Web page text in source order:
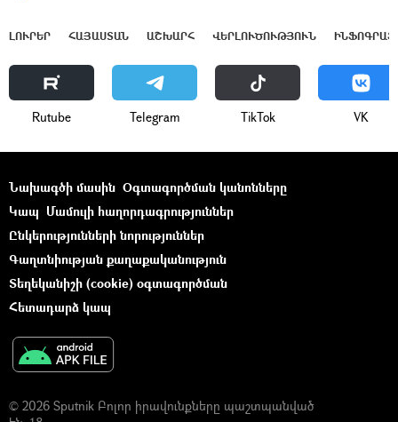
ԼՈՒՐԵՐ ՀԱՅԱՍՏԱՆ ԱՇԽԱՐՀ ՎԵՐԼՈՒԾՈՒԹՅՈՒՆ
Rutube Telegram ТikТоk VK
Նախագծի մասին Օգտագործման կանոնները
Կապ Մամուլի հաղորդագրություններ
Ընկերությունների նորություններ
Գաղտնիության քաղաքականություն
Տեղեկանիշի (cookie) օգտագործման
Հետադարձ կապ
© 2026 Sputnik Բոլոր իրավունքները պաշտպանված